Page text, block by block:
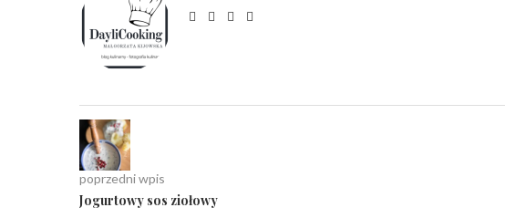
poprzedni wpis
Jogurtowy sos ziołowy